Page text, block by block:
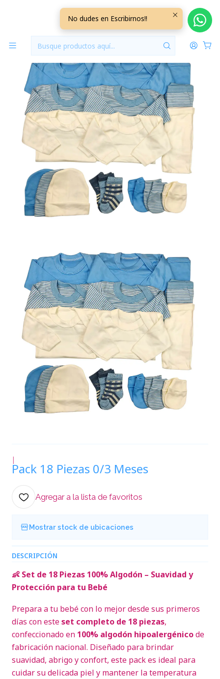
Promociones Pack 18 Piezas 0/3 Meses
|
Pack 18 Piezas 0/3 Meses
Agregar a la lista de favoritos
Mostrar stock de ubicaciones
DESCRIPCIÓN
👶 Set de 18 Piezas 100% Algodón – Suavidad y
Protección para tu Bebé
Prepara a tu bebé con lo mejor desde sus primeros
días con esteset completo de 18 piezas,
confeccionado en 100% algodón hipoalergénicode
fabricación nacional. Diseñado para brindar
suavidad, abrigo y confort, este pack es ideal para
cuidar su delicada piel y mantener la temperatura
No dudes en Escribirnos!!